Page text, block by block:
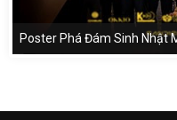
Poster Phá Đám Sinh Nhật